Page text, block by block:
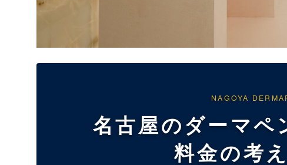
NAGOYA
名古屋のダーマペ
料金の考